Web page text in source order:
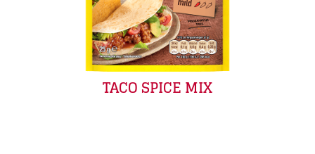
TACO SPICE MIX